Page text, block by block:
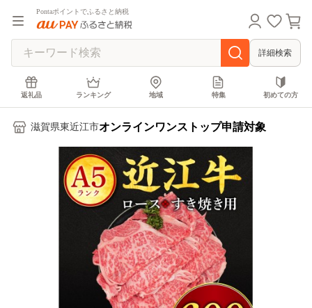
Pontaポイントでふるさと納税
詳細検索
返礼品 ランキング 地域 特集 初めての方
滋賀県東近江市オンラインワンストップ申請対象